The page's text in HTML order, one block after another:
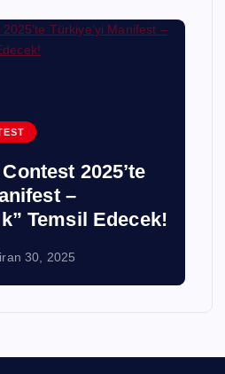
2025’te
–
Temsil Edecek!
30, 2025